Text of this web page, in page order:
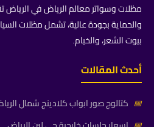
مظلات وسواتر معالم الرياض في الرياض
والحماية بجودة عالية، تشمل مظلات
بيوت الشعر، والخيام.
أحدث المقالات
📅 كتالوج صور ابواب كلادينج شمال